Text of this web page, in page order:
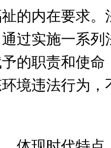
的内在要求
过实施一系
的职责和使
境违法行为